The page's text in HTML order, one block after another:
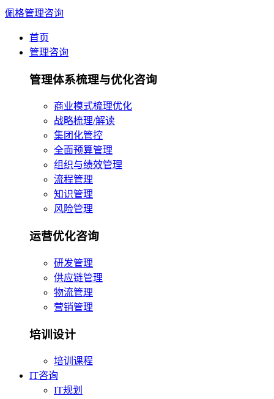
佩格管理咨询
首页
管理咨询
管理体系梳理与优化咨询
商业模式梳理优化
战略梳理/解读
集团化管控
全面预算管理
组织与绩效管理
流程管理
知识管理
风险管理
运营优化咨询
研发管理
供应链管理
物流管理
营销管理
培训设计
培训课程
IT咨询
IT规划